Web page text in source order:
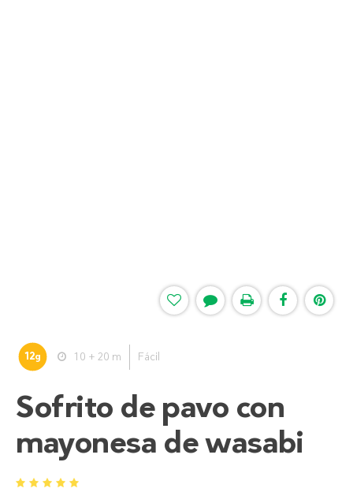
12g 10 + 20 m Fácil
Sofrito de pavo con
mayonesa de wasabi
1 2 3 4 5